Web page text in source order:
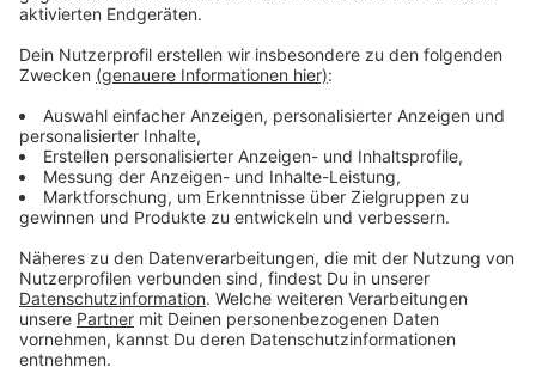
dem Fahrrad, dem regulären ÖPNV oder am besten mit
den Sonderbussen der SWB, die die Besucher an
diesem Abend direkt zu allen Spielorten bringen. Zum
Abschlussparty im Opernhaus.
Alle Infos rund um Spielorte und Programm findet ihr
auf derInternetseite der Theaternacht.
Anzeige